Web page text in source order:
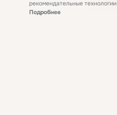
рекомендательные технологии
Подробнее